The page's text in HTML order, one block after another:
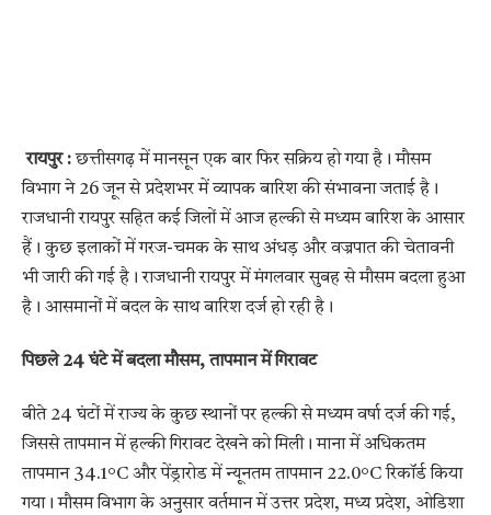
रायपुर :छत्तीसगढ़ में मानसून एक बार फिर सक्रिय हो गया है। मौसम
विभाग ने 26 जून से प्रदेशभर में व्यापक बारिश की संभावना जताई है।
राजधानी रायपुर सहित कई जिलों में आज हल्की से मध्यम बारिश के आसार
हैं। कुछ इलाकों में गरज-चमक के साथ अंधड़ और वज्रपात की चेतावनी
भी जारी की गई है। राजधानी रायपुर में मंगलवार सुबह से मौसम बदला हुआ
है। आसमानों में बदल के साथ बारिश दर्ज हो रही है।
पिछले 24 घंटे में बदला मौसम, तापमान में गिरावट
बीते 24 घंटों में राज्य के कुछ स्थानों पर हल्की से मध्यम वर्षा दर्ज की गई,
जिससे तापमान में हल्की गिरावट देखने को मिली। माना में अधिकतम
तापमान 34.1°C और पेंड्रारोड में न्यूनतम तापमान 22.0°C रिकॉर्ड किया
गया। मौसम विभाग के अनुसार वर्तमान में उत्तर प्रदेश, मध्य प्रदेश, ओडिशा